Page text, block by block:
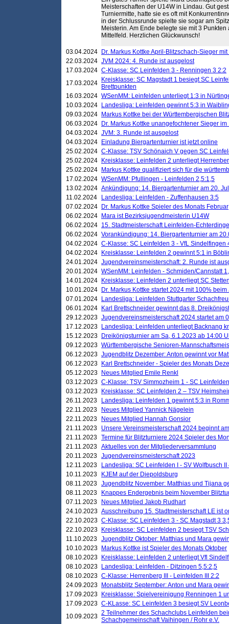
Meisterschaften der U14W in Lindau. Gut
Turniermitte, hatte sie es oft mit
in der Schlussrunde spielte sie sogar am
Meisterin. Am Ende belegte sie mit 3
Mittelfeld. Herzlichen Glückwunsch!
03.04.2024
Dr. Markus Kottke April-Blitzschach-Sieger
22.03.2024 JVM 2024: 4. Runde ist ausgelost
17.03.2024 C-Klasse: SC Leinfelden 3 - Renningen 3 2:2
17.03.2024
Kreisklasse: SC Magstadt 1 besiegt SC
Brettpunkten
16.03.2024 WSenMM: Leinfelden unterliegt 1:3 in
10.03.2024
Landesliga: Leinfelden gewinnt 5:3 in
09.03.2024
Markus Kottke bei der Württembergischen
06.03.2024
Dr. Markus Kottke unangefochtener Sieger
04.03.2024 JVM: 3. Runde ist ausgelost
04.03.2024
Einladung Biergartenturnier ist jetzt online
25.02.2024 C-Klasse: TSV Schönaich V gegen SC
25.02.2024
Kreisklasse: Leinfelden 2 unterliegt
25.02.2024
Markus Kottke qualifiziert sich für die
17.02.2024 WSenMM: Pfullingen - Leinfelden 2,5:1,5
13.02.2024 Ankündigung: 14. Biergartenturnier am 20.
11.02.2024
Landesliga: Leinfelden - Zuffenhausen 3:5
07.02.2024
Dr. Markus Kottke Spieler des Monats Februar
06.02.2024
Mara ist Bezirksjugendmeisterin U14W
06.02.2024 15. Stadtmeisterschaft Leinfelden-
06.02.2024 Vorankündigung: 14. Biergartenturnier am
04.02.2024 C-Klasse: SC Leinfelden 3 - VfL Sindelfingen
04.02.2024
Kreisklasse: Leinfelden 2 gewinnt 5:1 in
24.01.2024 Jugendvereinsmeisterschaft: 2. Runde ist
20.01.2024 WSenMM: Leinfelden - Schmiden/Cannstatt
14.01.2024
Kreisklasse: Leinfelden 2 unterliegt SC
10.01.2024
Dr. Markus Kottke startet 2024 mit 100%
07.01.2024
Landesliga: Leinfelden Stuttgarter
06.01.2024
Karl Brettschneider gewinnt das 8.
29.12.2023 Jugendvereinsmeisterschaft 2024 startet am
17.12.2023
Landesliga: Leinfelden unterliegt Backnang
15.12.2023
Dreikönigsturnier am Sa, 6.1.2023 ab 14:00
09.12.2023 Württembergische Senioren-
06.12.2023 Jugendblitz Dezember: Anton gewinnt vor
06.12.2023
Karl Brettschneider - Spieler des Monats
05.12.2023
Neues Mitglied Emile Renkl
03.12.2023 C-Klasse: TSV Simmozheim 1 - SC
03.12.2023
Kreisklasse: SC Leinfelden 2 – TSV
26.11.2023
Landesliga: Leinfelden 1 gewinnt 5:3 in
22.11.2023
Neues Mitglied Yannick Nägelein
22.11.2023
Neues Mitglied Hannah Gonsior
21.11.2023
Unsere Vereinsmeisterschaft 2024 beginnt
21.11.2023 Termine für Blitzturniere 2024 Spieler des
21.11.2023 Aktuelles von der Mitgliederversammlung
20.11.2023 Jugendvereinsmeisterschaft 2023
12.11.2023
Landesliga: SC Leinfelden I - SV Wolfbusch II
10.11.2023
KJEM auf der Diepoldsburg
08.11.2023 Jugendblitz November: Matthias und Tijana
08.11.2023
Knappes Endergebnis beim November
07.11.2023
Neues Mitglied Jakob Rudhart
24.10.2023 Ausschreibung 15. Stadtmeisterschaft LE ist
22.10.2023 C-Klasse: SC Leinfelden 3 - SC Magstadt 3
22.10.2023
Kreisklasse: SC Leinfelden 2 besiegt TSV
11.10.2023 Jugendblitz Oktober: Matthias und Mara
10.10.2023
Markus Kottke ist Spieler des Monats Oktober
08.10.2023
Kreisklasse: Leinfelden 2 unterliegt Vfl
08.10.2023
Landesliga: Leinfelden - Ditzingen 5,5:2,5
08.10.2023 C-Klasse: Herrenberg III - Leinfelden III 2:2
24.09.2023
Monatsblitz September: Anton und Mara
17.09.2023
Kreisklasse: Spielvereinigung Renningen 1
17.09.2023 C-KLasse: SC Leinfelden 3 besiegt SV
10.09.2023 2 Teilnehmer des Schachclubs Leinfelden
Schachgemeinschaft Vaihingen / Rohr e.V.